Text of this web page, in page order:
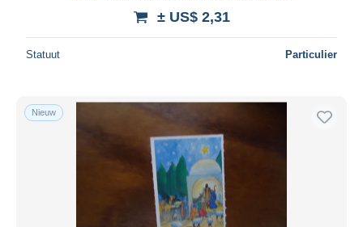
± US$ 2,31
Statuut Particulier
Nieuw